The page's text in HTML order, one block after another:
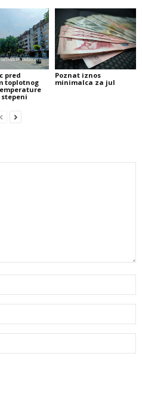
pred
toplotnog
stepeni
Poznat iznos
minimalca za jul